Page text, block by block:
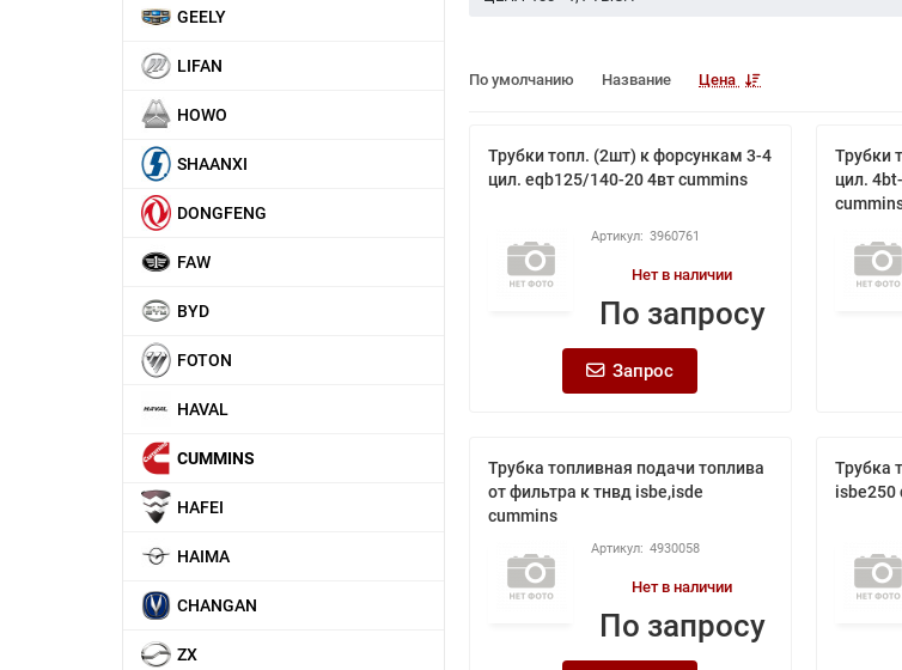
GEELY
LIFAN
HOWO
SHAANXI
DONGFENG
FAW
BYD
FOTON
HAVAL
CUMMINS
HAFEI
HAIMA
CHANGAN
ZX
По умолчанию Название Цена
Трубки топл. (2шт) к форсункам 3-4
цил. eqb125/140-20 4вт cummins
3960761
Нет в наличии
По запросу
Запрос
Трубки
цил.
Трубка топливная подачи топлива
от фильтра к тнвд isbe,isde
cummins
4930058
Нет в наличии
По запросу
Трубка
isbe250